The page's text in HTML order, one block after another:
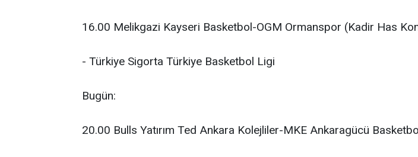
16.00 Melikgazi Kayseri Basketbol-OGM Ormanspor (Kadir Has
- Türkiye Sigorta Türkiye Basketbol Ligi
Bugün:
20.00 Bulls Yatırım Ted Ankara Kolejliler-MKE Ankaragücü